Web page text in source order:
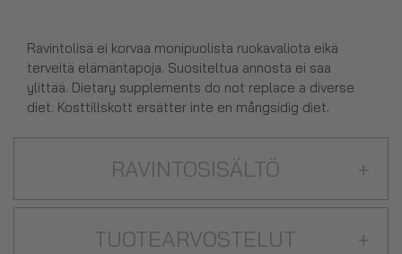
Ravintolisä ei korvaa monipuolista ruokavaliota eikä
terveitä elämäntapoja. Suositeltua annosta ei saa
ylittää. Dietary supplements do not replace a diverse
diet. Kosttillskott ersätter inte en mångsidig diet.
RAVINTOSISÄLTÖ +
TUOTEARVOSTELUT +